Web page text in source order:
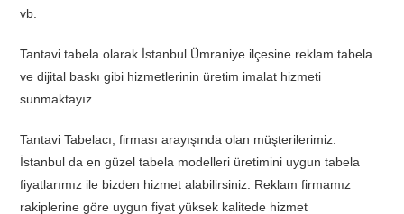
vb.
Tantavi tabela olarak İstanbul Ümraniye ilçesine reklam tabela
ve dijital baskı gibi hizmetlerinin üretim imalat hizmeti
sunmaktayız.
Tantavi Tabelacı, firması arayışında olan müşterilerimiz.
İstanbul da en güzel tabela modelleri üretimini uygun tabela
fiyatlarımız ile bizden hizmet alabilirsiniz. Reklam firmamız
rakiplerine göre uygun fiyat yüksek kalitede hizmet